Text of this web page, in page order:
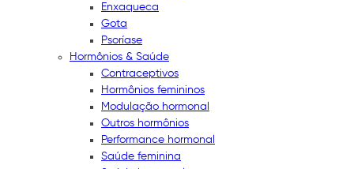
Enxaqueca
Gota
Psoríase
Hormônios & Saúde
Contraceptivos
Hormônios femininos
Modulação hormonal
Outros hormônios
Performance hormonal
Saúde feminina